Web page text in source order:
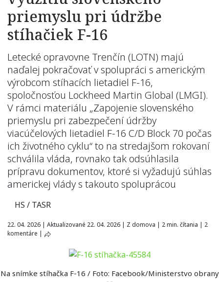
priemyslu pri údržbe
stíhačiek F-16
Letecké opravovne Trenčín (LOTN) majú
naďalej pokračovať v spolupráci s americkým
výrobcom stíhacích lietadiel F-16,
spoločnosťou Lockheed Martin Global (LMGI).
V rámci materiálu „Zapojenie slovenského
priemyslu pri zabezpečení údržby
viacúčelových lietadiel F-16 C/D Block 70 počas
ich životného cyklu“ to na stredajšom rokovaní
schválila vláda, rovnako tak odsúhlasila
prípravu dokumentov, ktoré si vyžadujú súhlas
americkej vlády s takouto spoluprácou
HS / TASR
22. 04. 2026 | Aktualizované 22. 04. 2026 | Z domova | 2 min. čítania | 2
komentáre |
Na snímke stíhačka F-16 / Foto: Facebook/Ministerstvo obrany